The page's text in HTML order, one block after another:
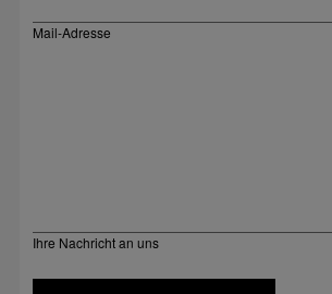
Mail-Adresse
Ihre Nachricht an uns